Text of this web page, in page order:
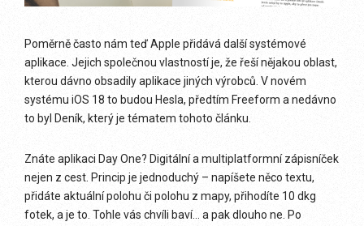
Poměrně často nám teď Apple přidává další systémové
aplikace. Jejich společnou vlastností je, že řeší nějakou oblast,
kterou dávno obsadily aplikace jiných výrobců. V novém
systému iOS 18 to budou Hesla, předtím Freeform a nedávno
to byl Deník, který je tématem tohoto článku.
Znáte aplikaci Day One? Digitální a multiplatformní zápisníček
nejen z cest. Princip je jednoduchý – napíšete něco textu,
přidáte aktuální polohu či polohu z mapy, přihodíte 10 dkg
fotek, a je to. Tohle vás chvíli baví… a pak dlouho ne. Po